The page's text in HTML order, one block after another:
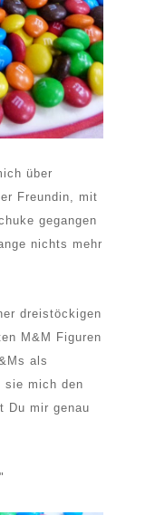
über
Freundin, mit
gegangen
nichts mehr
dreistöckigen
M&M Figuren
als
sie mich den
Du mir genau